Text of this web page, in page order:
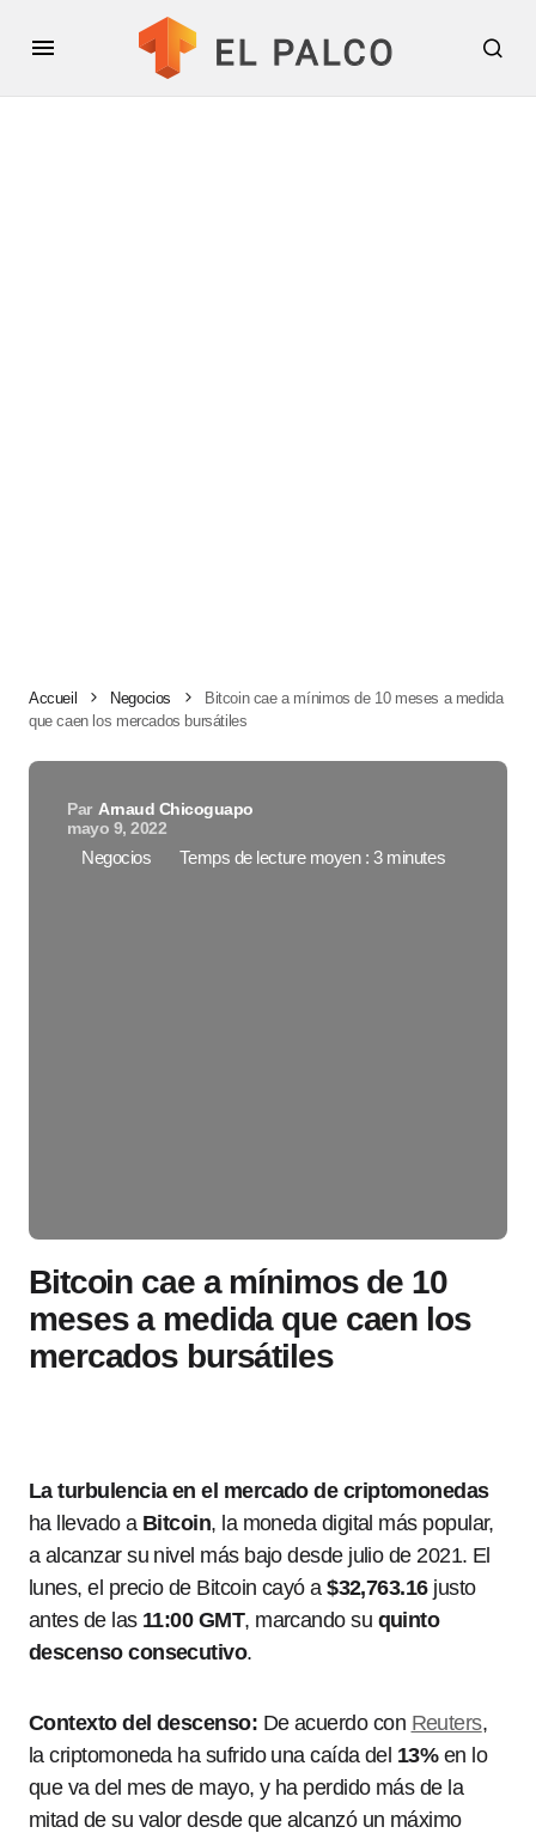
Accueil Negocios
Bitcoin cae a mínimos de 10 meses a medida
que caen los mercados bursátiles
Par Arnaud Chicoguapo
mayo 9, 2022
Negocios Temps de lecture moyen : 3 minutes
Bitcoin cae a mínimos de 10
meses a medida que caen los
mercados bursátiles
La turbulencia en el mercado de criptomonedas
ha llevado a Bitcoin, la moneda digital más popular,
a alcanzar su nivel más bajo desde julio de 2021. El
lunes, el precio de Bitcoin cayó a$32,763.16justo
antes de las 11:00 GMT, marcando su quinto
descenso consecutivo.
Contexto del descenso: De acuerdo con Reuters,
la criptomoneda ha sufrido una caída del 13%en lo
que va del mes de mayo, y ha perdido más de la
mitad de su valor desde que alcanzó un máximo